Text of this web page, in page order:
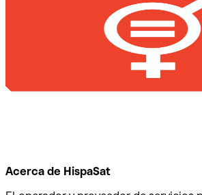
Acerca de HispaSat